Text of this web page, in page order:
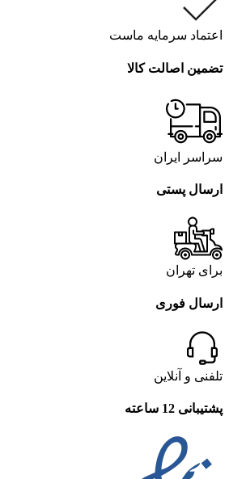
اعتماد سرمایه ماست
تضمین اصالت کالا
سراسر ایران
ارسال پستی
برای تهران
ارسال فوری
تلفنی و آنلاین
پشتیبانی 12 ساعته